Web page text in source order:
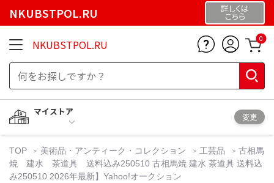
NKUBSTPOL.RU 詳しくは
こちら
NKUBSTPOL.RU 0
マイストア
変更
TOP 美術品・アンティーク・コレクション 工芸品
古相馬
焼 建水 茶道具 送料込み250510 古相馬焼 建水 茶道具 送料込
み250510 2026年最新】Yahoo!オークション